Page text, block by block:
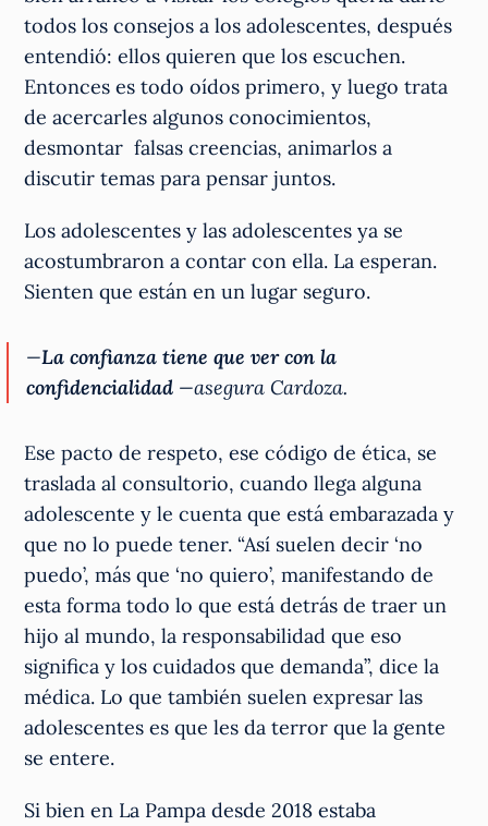
todos los consejos a los adolescentes, después
entendió: ellos quieren que los escuchen.
Entonces es todo oídos primero, y luego trata
de acercarles algunos conocimientos,
desmontar falsas creencias, animarlos a
discutir temas para pensar juntos.
Los adolescentes y las adolescentes ya se
acostumbraron a contar con ella. La esperan.
Sienten que están en un lugar seguro.
—La confianza tiene que ver con la
confidencialidad —asegura Cardoza.
Ese pacto de respeto, ese código de ética, se
traslada al consultorio, cuando llega alguna
adolescente y le cuenta que está embarazada y
que no lo puede tener. “Así suelen decir ‘no
puedo’, más que ‘no quiero’, manifestando de
esta forma todo lo que está detrás de traer un
hijo al mundo, la responsabilidad que eso
significa y los cuidados que demanda”, dice la
médica. Lo que también suelen expresar las
adolescentes es que les da terror que la gente
se entere.
Si bien en La Pampa desde 2018 estaba